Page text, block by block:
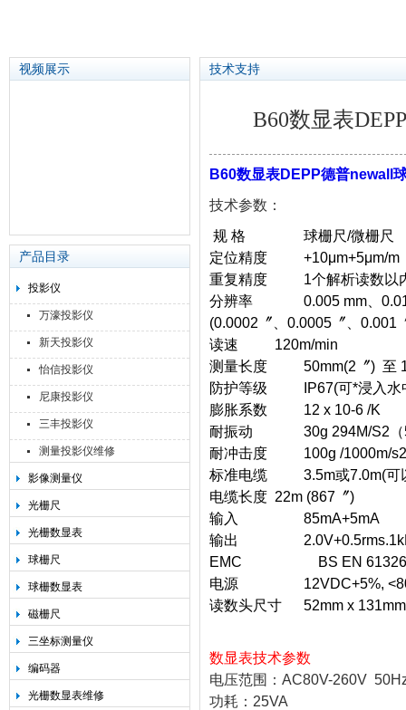
视频展示
产品目录
投影仪
万濠投影仪
新天投影仪
怡信投影仪
尼康投影仪
三丰投影仪
测量投影仪维修
影像测量仪
光栅尺
光栅数显表
球栅尺
球栅数显表
磁栅尺
三坐标测量仪
编码器
光栅数显表维修
技术支持
B60数显表
B60数显表DEPP德普newall
技术参数：
规 格 球栅尺/微栅尺
定位精度 +10μm+5μm/m
重复精度 1个解析读数以
分辨率 0.005 mm、0.01
(0.0002〞、0.0005〞、0.001
读速 120m/min
测量长度 50mm(2〞) 至
防护等级 IP67(可*浸入水中
膨胀系数 12 x 10-6 /K
耐振动 30g 294M/S2（
耐冲击度 100g /1000m/s2
标准电缆 3.5m或7.0m(可
电缆长度 22m (867〞)
输入 85mA+5mA
输出 2.0V+0.5rms.1kHz
EMC BS EN 61326
电源 12VDC+5%,
读数头尺寸 52mm x 131mm
数显表技术参数
电压范围：AC80V-260V
功耗：25VA